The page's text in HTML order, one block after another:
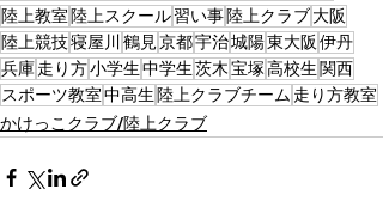
陸上教室 陸上スクール習い事陸上クラブ大阪
陸上競技寝屋川 鶴見京都宇治城陽東大阪 伊丹
兵庫走り方小学生中学生茨木宝塚高校生 関西
スポーツ教室中高生 陸上クラブチーム 走り方教室
かけっこクラブ/陸上クラブ